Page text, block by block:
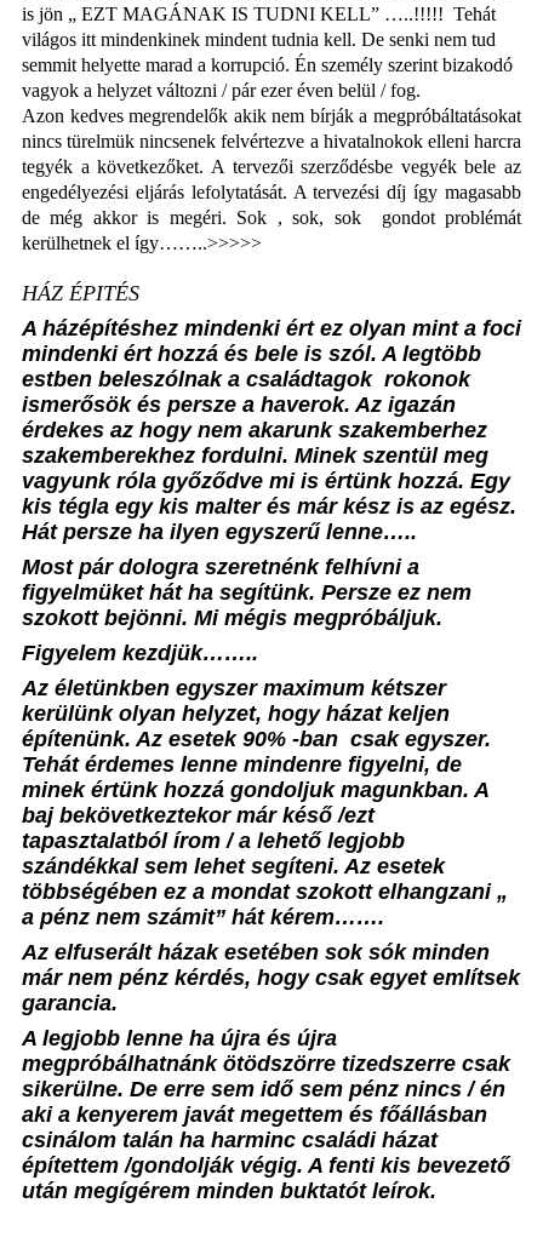
is jön „ EZT MAGÁNAK IS TUDNI KELL” …..!!!!! Tehát
világos itt mindenkinek mindent tudnia kell. De senki nem tud
semmit helyette marad a korrupció. Én személy szerint bizakodó
vagyok a helyzet változni / pár ezer éven belül / fog.
Azon kedves megrendelők akik nem bírják a megpróbáltatásokat
nincs türelmük nincsenek felvértezve a hivatalnokok elleni harcra
tegyék a következőket. A tervezői szerződésbe vegyék bele az
engedélyezési eljárás lefolytatását. A tervezési díj így magasabb
de még akkor is megéri. Sok , sok, sok
gondot problémát
kerülhetnek el így……..>>>>>
HÁZ ÉPITÉS
A házépítéshez mindenki ért ez olyan mint a foci
mindenki ért hozzá és bele is szól. A legtöbb
estben beleszólnak a családtagok rokonok
ismerősök és persze a haverok. Az igazán
érdekes az hogy nem akarunk szakemberhez
szakemberekhez fordulni. Minek szentül meg
vagyunk róla győződve mi is értünk hozzá. Egy
kis tégla egy kis malter és már kész is az egész.
Hát persze ha ilyen egyszerű lenne…..
Most pár dologra szeretnénk felhívni a
figyelmüket hát ha segítünk. Persze ez nem
szokott bejönni. Mi mégis megpróbáljuk.
Figyelem kezdjük……..
Az életünkben egyszer maximum kétszer
kerülünk olyan helyzet, hogy házat keljen
építenünk. Az esetek 90% -ban csak egyszer.
Tehát érdemes lenne mindenre figyelni, de
minek értünk hozzá gondoljuk magunkban. A
baj bekövetkeztekor már késő /ezt
tapasztalatból írom / a lehető legjobb
szándékkal sem lehet segíteni. Az esetek
többségében ez a mondat szokott elhangzani „
a pénz nem számit” hát kérem…….
Az elfuserált házak esetében sok sók minden
már nem pénz kérdés, hogy csak egyet említsek
garancia.
A legjobb lenne ha újra és újra
megpróbálhatnánk ötödszörre tizedszerre csak
sikerülne. De erre sem idő sem pénz nincs / én
aki a kenyerem javát megettem és főállásban
csinálom talán ha harminc családi házat
építettem /gondolják végig. A fenti kis bevezető
után megígérem minden buktatót leírok.